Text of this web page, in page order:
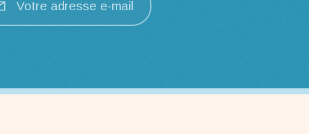
Votre adresse e-mail